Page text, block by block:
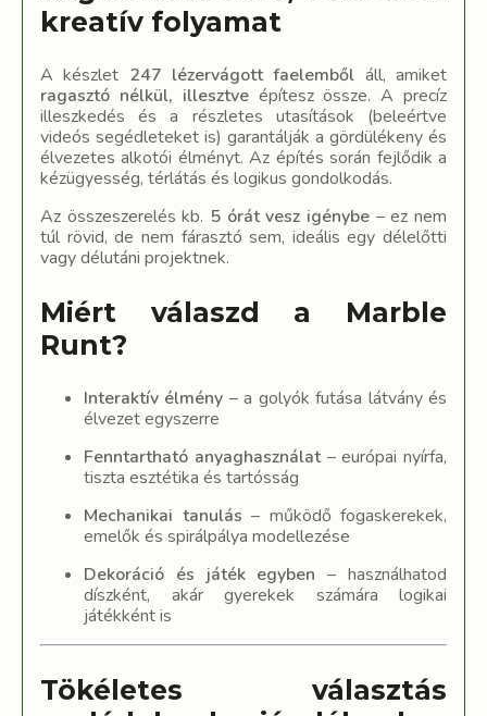
kreatív folyamat
A készlet 247 lézervágott faelemből áll, amiket
ragasztó nélkül, illesztveépítesz össze. A precíz
illeszkedés és a részletes utasítások (beleértve
videós segédleteket is) garantálják a gördülékeny és
élvezetes alkotói élményt. Az építés során fejlődik a
kézügyesség, térlátás és logikus gondolkodás.
Az összeszerelés kb. 5 órát vesz igénybe – ez nem
túl rövid, de nem fárasztó sem, ideális egy délelőtti
vagy délutáni projektnek.
Miért válaszd a Marble
Runt?
Interaktív élmény – a golyók futása látvány és
élvezet egyszerre
Fenntartható anyaghasználat– európai nyírfa,
tiszta esztétika és tartósság
Mechanikai tanulás – működő fogaskerekek,
emelők és spirálpálya modellezése
Dekoráció és játék egyben – használhatod
díszként, akár gyerekek számára logikai
játékként is
Tökéletes választás